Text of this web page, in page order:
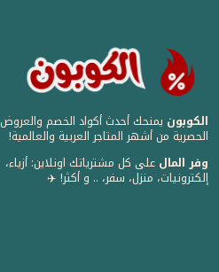
الكوبون يمنحك أحدث أكواد الخصم والعروض
الحصرية من أشهر المتاجر العربية والعالمية! ️
وفر المال على كل مشترياتك اونلاين: أزياء،
إلكترونيات، منزل، سفر، .. و أكثر! ✈️